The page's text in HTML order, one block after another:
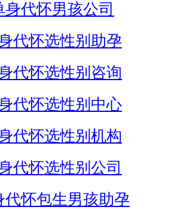
身代怀男孩公司
代怀选性别助孕
代怀选性别咨询
代怀选性别中心
代怀选性别机构
代怀选性别公司
代怀包生男孩助孕